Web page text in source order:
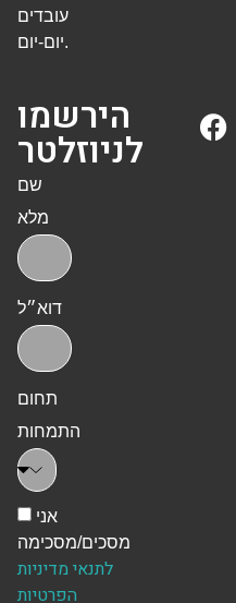
עובדים
יום-יום.
הירשמו
לניוזלטר
שם
מלא
דוא״ל
תחום
התמחות
אני
מסכים/מסכימה
לתנאי מדיניות
הפרטיות